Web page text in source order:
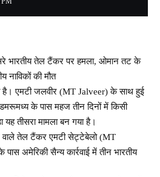
भारतीय तेल टैंकर पर हमला, ओमान तट के
नाविकों की मौत
है। एमटी जलवीर (MT Jalveer) के साथ हुई
के पास महज तीन दिनों में किसी
तीसरा मामला बन गया है।
तेल टैंकर एमटी सेट्टेबेलो (MT
अमेरिकी सैन्य कार्रवाई में तीन भारतीय